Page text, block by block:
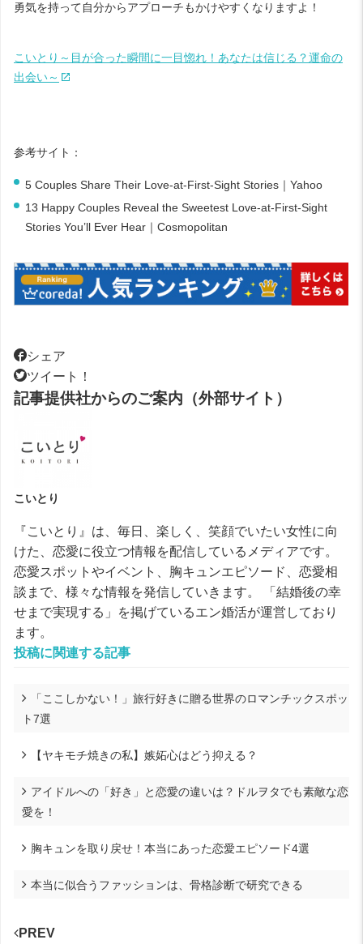
勇気を持って自分からアプローチもかけやすくなりますよ！
こいとり～目が合った瞬間に一目惚れ！あなたは信じる？運命の
出会い～
参考サイト：
5 Couples Share Their Love-at-First-Sight Stories｜Yahoo
13 Happy Couples Reveal the Sweetest Love-at-First-Sight
Stories You’ll Ever Hear｜Cosmopolitan
シェア
ツイート！
記事提供社からのご案内（外部サイト）
こいとり
『こいとり』は、毎日、楽しく、笑顔でいたい女性に向
けた、恋愛に役立つ情報を配信しているメディアです。
恋愛スポットやイベント、胸キュンエピソード、恋愛相
談まで、様々な情報を発信していきます。 「結婚後の幸
せまで実現する」を掲げているエン婚活が運営しており
ます。
投稿に関連する記事
「ここしかない！」旅行好きに贈る世界のロマンチックスポッ
ト7選
【ヤキモチ焼きの私】嫉妬心はどう抑える？
アイドルへの「好き」と恋愛の違いは？ドルヲタでも素敵な恋
愛を！
胸キュンを取り戻せ！本当にあった恋愛エピソード4選
本当に似合うファッションは、骨格診断で研究できる
PREV